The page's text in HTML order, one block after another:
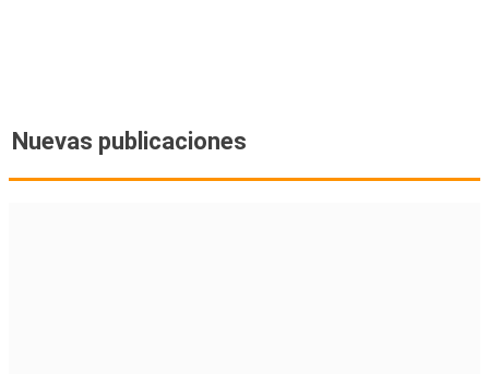
Nuevas publicaciones